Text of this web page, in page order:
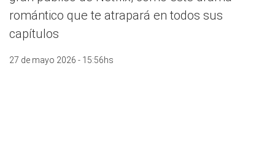
romántico que te atrapará en todos sus
capítulos
27 de mayo 2026 - 15:56hs